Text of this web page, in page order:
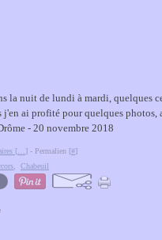
la nuit de lundi à mardi, quelques
j'en ai profité pour quelques photos,
- 20 novembre 2018
[ ] - Permalien [#]
Chabeuil